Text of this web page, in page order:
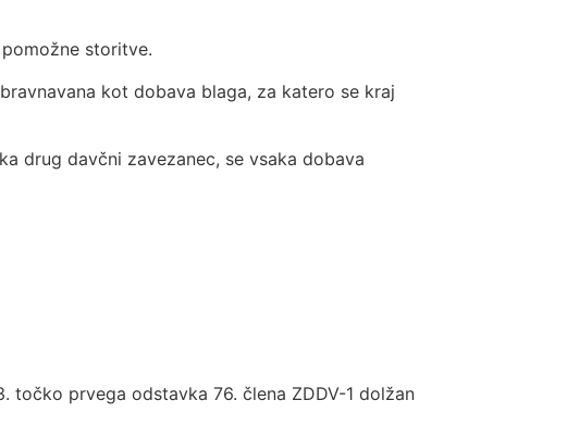
storitve.
kot dobava blaga, za katero se kraj
drug davčni zavezanec, se vsaka dobava
prvega odstavka 76. člena ZDDV-1 dolžan